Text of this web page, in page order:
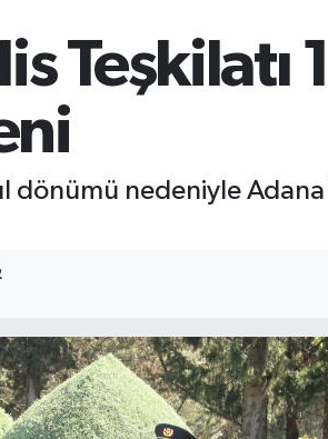
Teşkilatı
dönümü nedeniyle